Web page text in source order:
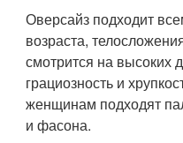
Оверсайз подходит
возраста,
смотрится на высоких
грациозность и
женщинам подходят
и фасона.